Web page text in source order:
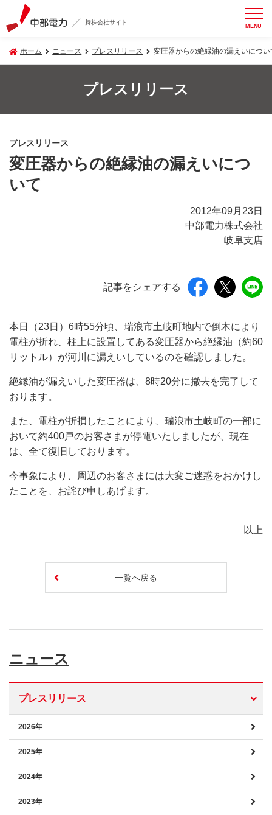
持株会社サイト MENU
ホーム ニュース プレスリリース 変圧器からの絶縁油の漏えいについ
プレスリリース
プレスリリース
変圧器からの絶縁油の漏えいにつ
いて
2012年09月23日
中部電力株式会社
岐阜支店
記事をシェアする
本日（23日）6時55分頃、瑞浪市土岐町地内で倒木により
電柱が折れ、柱上に設置してある変圧器から絶縁油（約60
リットル）が河川に漏えいしているのを確認しました。
絶縁油が漏えいした変圧器は、8時20分に撤去を完了して
おります。
また、電柱が折損したことにより、瑞浪市土岐町の一部に
おいて約400戸のお客さまが停電いたしましたが、現在
は、全て復旧しております。
今事象により、周辺のお客さまには大変ご迷惑をおかけし
たことを、お詫び申しあげます。
以上
一覧へ戻る
ニュース
プレスリリース
2026年
2025年
2024年
2023年